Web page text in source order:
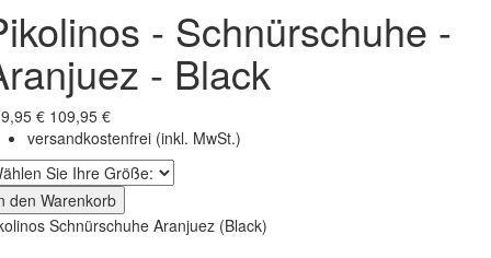
- Schnürschuhe -
- Black
€ 109,95 €
versandkostenfrei (inkl. MwSt.)
den Warenkorb
Schnürschuhe Aranjuez (Black)